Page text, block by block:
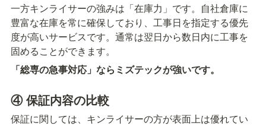
一方キンライサーの強みは「在庫力」です。自社倉庫に
豊富な在庫を常に確保しており、工事日を指定する優先
度が高いサービスです。通常は翌日から数日内に工事を
固めることができます。
「総専の急事対応」ならミズテックが強いです。
④ 保証内容の比較
保証に関しては、キンライサーの方が表面上は優れてい